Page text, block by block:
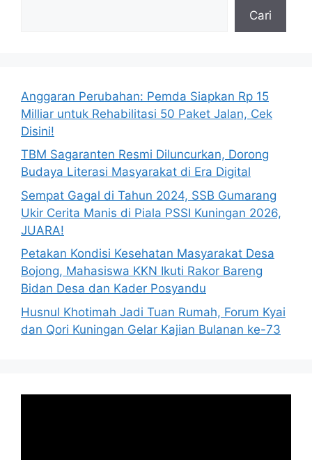
Cari
Anggaran Perubahan: Pemda Siapkan Rp 15
Milliar untuk Rehabilitasi 50 Paket Jalan, Cek
Disini!
TBM Sagaranten Resmi Diluncurkan, Dorong
Budaya Literasi Masyarakat di Era Digital
Sempat Gagal di Tahun 2024, SSB Gumarang
Ukir Cerita Manis di Piala PSSI Kuningan 2026,
JUARA!
Petakan Kondisi Kesehatan Masyarakat Desa
Bojong, Mahasiswa KKN Ikuti Rakor Bareng
Bidan Desa dan Kader Posyandu
Husnul Khotimah Jadi Tuan Rumah, Forum Kyai
dan Qori Kuningan Gelar Kajian Bulanan ke-73